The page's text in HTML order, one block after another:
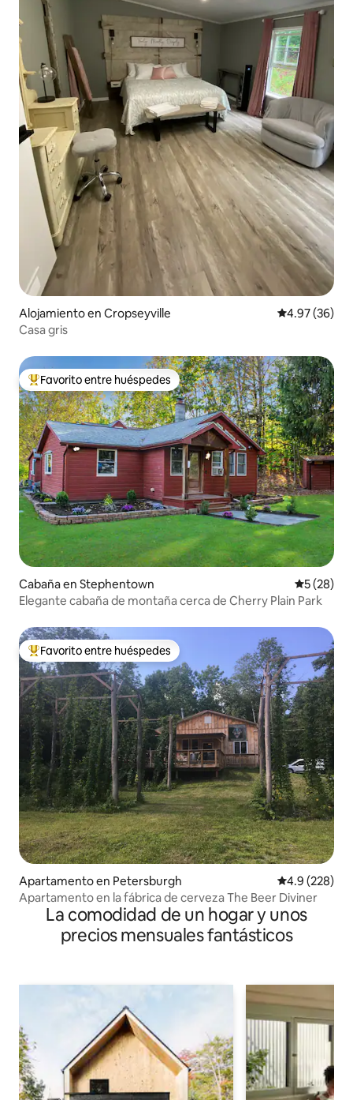
Alojamiento en Cropseyville Calificación
4.97 (36)
Casa gris
Favorito entre huéspedes preferido
Favorito entre huéspedes
Cabaña en Stephentown
5 (28)
Elegante cabaña de montaña cerca de Cherry Plain Park
Favorito entre huéspedes preferido
Favorito entre huéspedes
Apartamento en Petersburgh Calificación
4.9 (228)
Apartamento en la fábrica de cerveza The Beer Diviner
La comodidad de un hogar y unos
precios mensuales fantásticos